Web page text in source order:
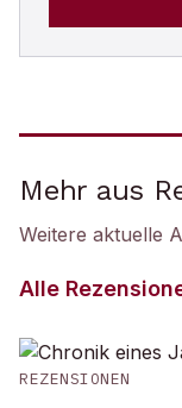
Mehr aus
Weitere aktuelle
Alle
REZENSIONEN